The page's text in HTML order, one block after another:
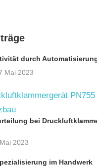
durch
Mai 2023
bei
2023
im Handwerk